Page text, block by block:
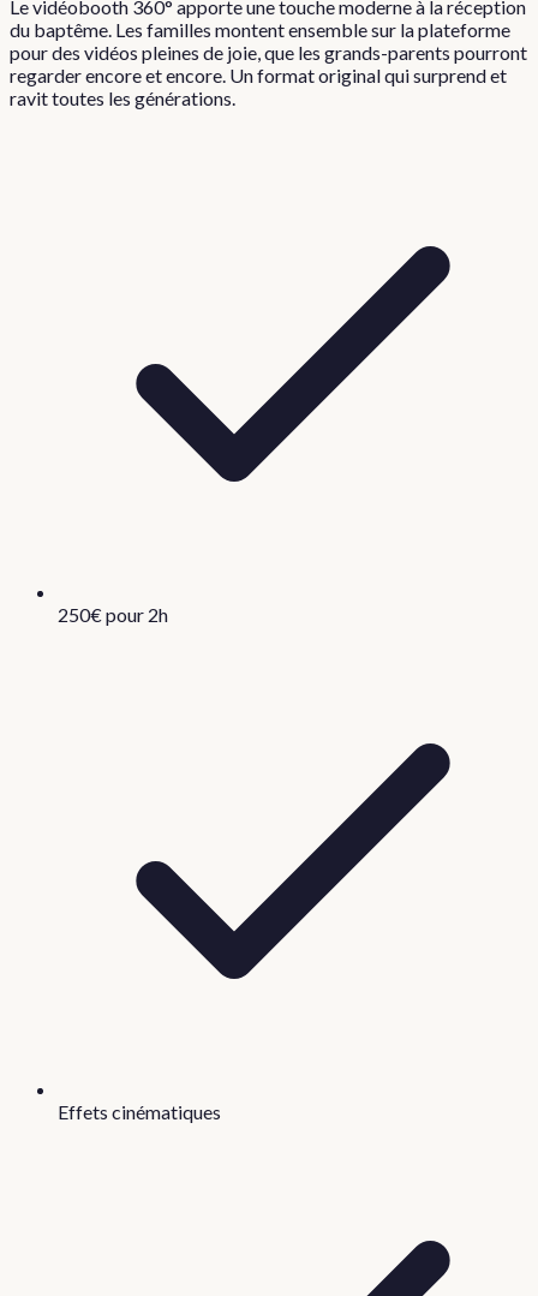
Le vidéobooth 360° apporte une touche moderne à la réception
du baptême. Les familles montent ensemble sur la plateforme
pour des vidéos pleines de joie, que les grands-parents pourront
regarder encore et encore. Un format original qui surprend et
ravit toutes les générations.
250€ pour 2h
Effets cinématiques